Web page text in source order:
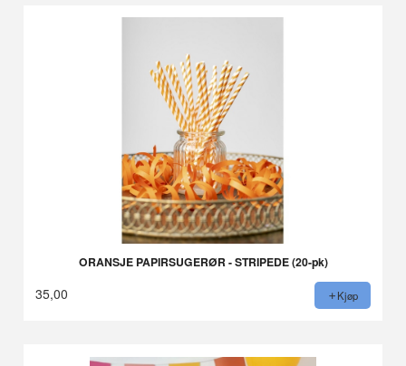
ORANSJE PAPIRSUGERØR - STRIPEDE (20-pk)
35,00 Kjøp